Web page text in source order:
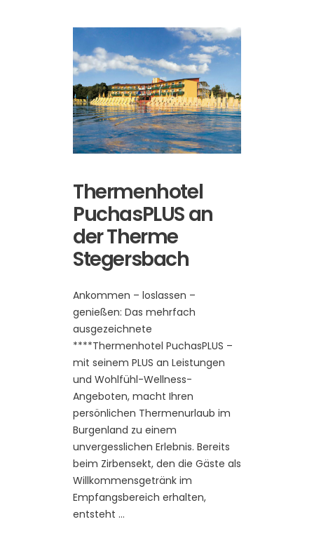
Thermenhotel
PuchasPLUS an
der Therme
Stegersbach
Ankommen – loslassen –
genießen: Das mehrfach
ausgezeichnete
****Thermenhotel PuchasPLUS –
mit seinem PLUS an Leistungen
und Wohlfühl-Wellness-
Angeboten, macht Ihren
persönlichen Thermenurlaub im
Burgenland zu einem
unvergesslichen Erlebnis. Bereits
beim Zirbensekt, den die Gäste als
Willkommensgetränk im
Empfangsbereich erhalten,
entsteht